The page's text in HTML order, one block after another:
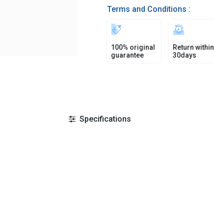
Terms and Conditions :
100% original
guarantee
Return within
30days
Specifications